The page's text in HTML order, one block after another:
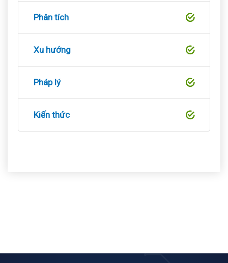
Phân tích
Xu hướng
Pháp lý
Kiến thức